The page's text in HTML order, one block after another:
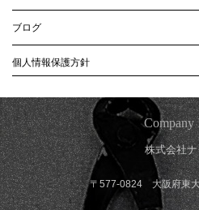
ブログ
個人情報保護方針
Company
株式会社
〒577-0824 大阪府東